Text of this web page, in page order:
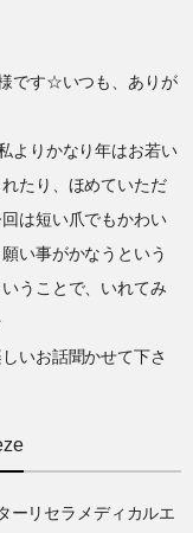
です☆いつも、ありが
よりかなり年はお若い
たり、ほめていただ
は短い爪でもかわい
い事がかなうという
うことで、いれてみ
いお話聞かせて下さ
ーリセラメディカルエ